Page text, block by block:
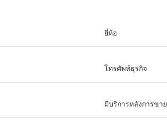
ยี่ห้อ
โทรศัพท์ธุรกิจ
มีบริการหลังการขาย